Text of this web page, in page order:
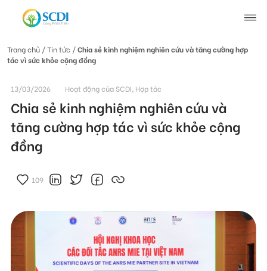
Hoạt động của SCDI
Tin tức
Tin hoạt động
Câu chuyện thay đổi
Tuyển dụng
Tài liệu
Trang chủ / Tin tức /Chia sẻ kinh nghiệm nghiên cứu và tăng cường hợp
tác vì sức khỏe cộng đồng
13/03/2026 Hoạt động của SCDI, Hợp tác
Chia sẻ kinh nghiệm nghiên cứu và
tăng cường hợp tác vì sức khỏe cộng
đồng
109